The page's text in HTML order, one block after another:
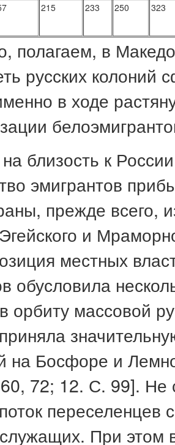
215 233 250 323
полагаем, в
русских колоний
в ходе
близость к
эмигрантов
прежде всего,
и
местных
обусловила
орбиту массовой
на Босфоре и
72; 12. С. 99]. Не
переселенцев
При этом